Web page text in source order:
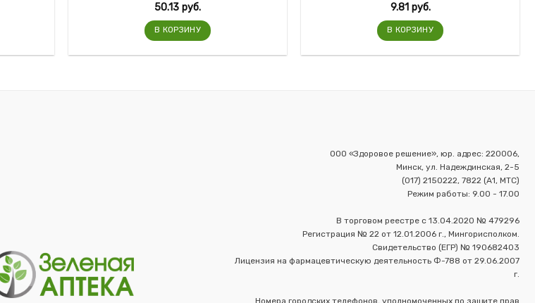
50.13 руб.
В КОРЗИНУ
9.81 руб.
В КОРЗИНУ
ООО «Здоровое решение», юр. адрес: 220006,
Минск, ул. Надеждинская, 2-5
(017) 2150222, 7822 (А1, МТС)
Режим работы: 9.00 - 17.00
В торговом реестре с 13.04.2020 № 479296
Регистрация № 22 от 12.01.2006 г., Мингорисполком.
Свидетельство (ЕГР) № 190682403
Лицензия на фармацевтическую деятельность Ф-788 от 29.06.2007
г.
Номера городских телефонов, уполномоченных по защите прав